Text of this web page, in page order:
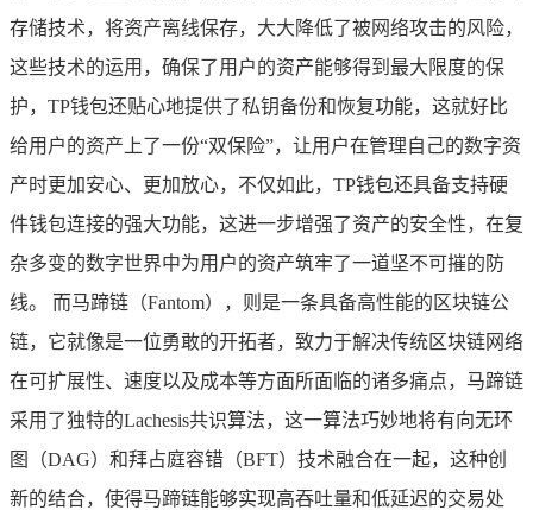
存储技术，将资产离线保存，大大降低了被网络攻击的风险，
这些技术的运用，确保了用户的资产能够得到最大限度的保
护，TP钱包还贴心地提供了私钥备份和恢复功能，这就好比
给用户的资产上了一份“双保险”，让用户在管理自己的数字资
产时更加安心、更加放心，不仅如此，TP钱包还具备支持硬
件钱包连接的强大功能，这进一步增强了资产的安全性，在复
杂多变的数字世界中为用户的资产筑牢了一道坚不可摧的防
线。 而马蹄链（Fantom），则是一条具备高性能的区块链公
链，它就像是一位勇敢的开拓者，致力于解决传统区块链网络
在可扩展性、速度以及成本等方面所面临的诸多痛点，马蹄链
采用了独特的Lachesis共识算法，这一算法巧妙地将有向无环
图（DAG）和拜占庭容错（BFT）技术融合在一起，这种创
新的结合，使得马蹄链能够实现高吞吐量和低延迟的交易处